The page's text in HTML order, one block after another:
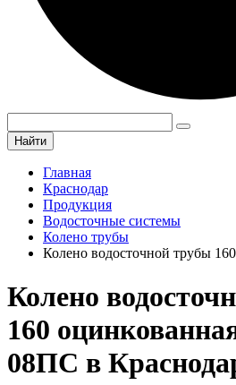
Найти
Главная
Краснодар
Продукция
Водосточные системы
Колено трубы
Колено водосточной трубы 160
Колено
160
08ПС в